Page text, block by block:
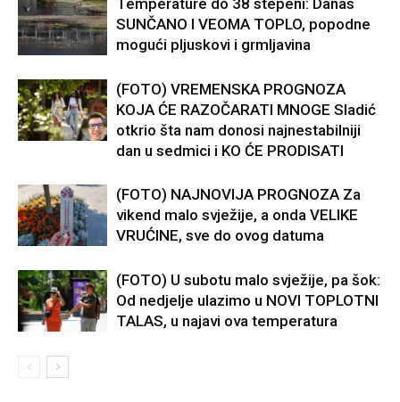
Temperature do 38 stepeni: Danas
SUNČANO I VEOMA TOPLO, popodne
mogući pljuskovi i grmljavina
(FOTO) VREMENSKA PROGNOZA
KOJA ĆE RAZOČARATI MNOGE Sladić
otkrio šta nam donosi najnestabilniji
dan u sedmici i KO ĆE PRODISATI
(FOTO) NAJNOVIJA PROGNOZA Za
vikend malo svježije, a onda VELIKE
VRUĆINE, sve do ovog datuma
(FOTO) U subotu malo svježije, pa šok:
Od nedjelje ulazimo u NOVI TOPLOTNI
TALAS, u najavi ova temperatura